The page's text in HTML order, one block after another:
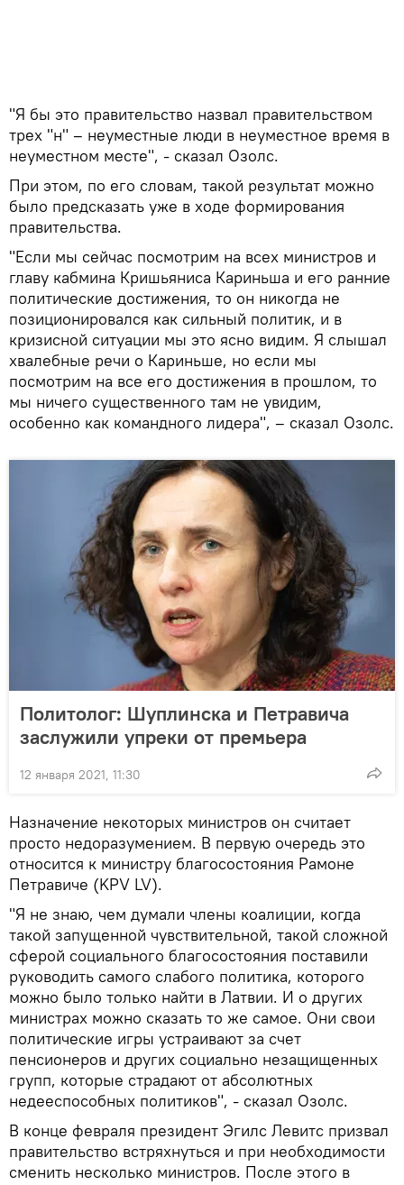
"Я бы это правительство назвал правительством
трех "н" – неуместные люди в неуместное время в
неуместном месте", - сказал Озолс.
При этом, по его словам, такой результат можно
было предсказать уже в ходе формирования
правительства.
"Если мы сейчас посмотрим на всех министров и
главу кабмина Кришьяниса Кариньша и его ранние
политические достижения, то он никогда не
позиционировался как сильный политик, и в
кризисной ситуации мы это ясно видим. Я слышал
хвалебные речи о Кариньше, но если мы
посмотрим на все его достижения в прошлом, то
мы ничего существенного там не увидим,
особенно как командного лидера", – сказал Озолс.
Политолог: Шуплинска и Петравича
заслужили упреки от премьера
12 января 2021, 11:30
Назначение некоторых министров он считает
просто недоразумением. В первую очередь это
относится к министру благосостояния Рамоне
Петравиче (KPV LV).
"Я не знаю, чем думали члены коалиции, когда
такой запущенной чувствительной, такой сложной
сферой социального благосостояния поставили
руководить самого слабого политика, которого
можно было только найти в Латвии. И о других
министрах можно сказать то же самое. Они свои
политические игры устраивают за счет
пенсионеров и других социально незащищенных
групп, которые страдают от абсолютных
недееспособных политиков", - сказал Озолс.
В конце февраля президент Эгилс Левитс призвал
правительство встряхнуться и при необходимости
сменить несколько министров. После этого в